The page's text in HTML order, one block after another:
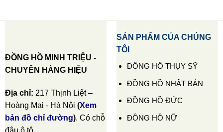
ĐỒNG HỒ MINH TRIỆU -
CHUYÊN HÀNG HIỆU
Địa chỉ: 217 Thịnh Liệt –
Hoàng Mai - Hà Nội (Xem
bản đồ chỉ đường). Có chỗ
đậu ô tô.
SẢN PHẨM CỦA CHÚNG
TÔI
ĐỒNG HỒ THỤY SỸ
ĐỒNG HỒ NHẬT BẢN
ĐỒNG HỒ ĐỨC
ĐỒNG HỒ NỮ